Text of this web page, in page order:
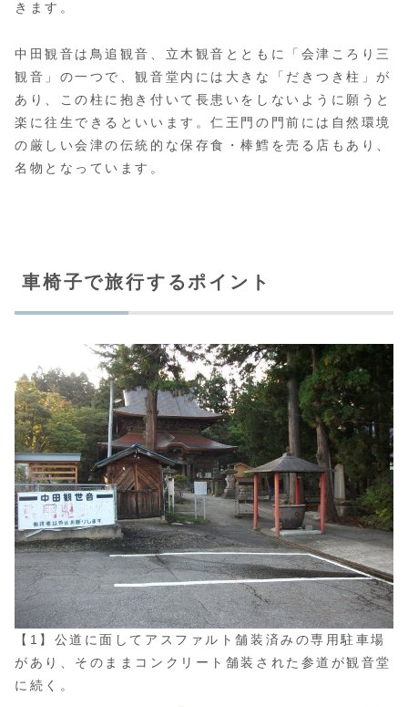
きます。
中田観音は鳥追観音、立木観音とともに「会津ころり三
観音」の一つで、観音堂内には大きな「だきつき柱」が
あり、この柱に抱き付いて長患いをしないように願うと
楽に往生できるといいます。仁王門の門前には自然環境
の厳しい会津の伝統的な保存食・棒鱈を売る店もあり、
名物となっています。
車椅子で旅行するポイント
【1】公道に面してアスファルト舗装済みの専用駐車場
があり、そのままコンクリート舗装された参道が観音堂
に続く。